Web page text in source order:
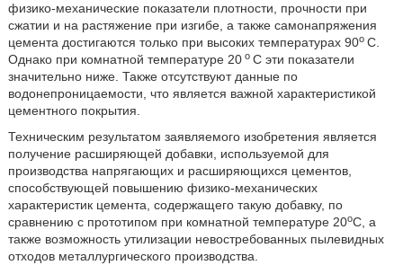
физико-механические показатели плотности, прочности при
сжатии и на растяжение при изгибе, а также самонапряжения
цемента достигаются только при высоких температурах 90о С.
Однако при комнатной температуре 20о С эти показатели
значительно ниже. Также отсутствуют данные по
водонепроницаемости, что является важной характеристикой
цементного покрытия.
Техническим результатом заявляемого изобретения является
получение расширяющей добавки, используемой для
производства напрягающих и расширяющихся цементов,
способствующей повышению физико-механических
характеристик цемента, содержащего такую добавку, по
сравнению с прототипом при комнатной температуре 20оС, а
также возможность утилизации невостребованных пылевидных
отходов металлургического производства.